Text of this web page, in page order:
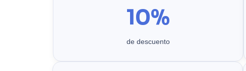
10%
de descuento